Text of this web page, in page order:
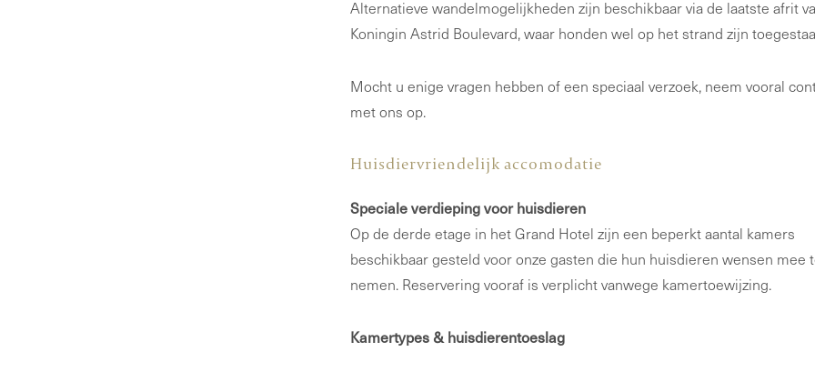
Alternatieve wandelmogelijkheden zijn beschikbaar via de laatste afrit
Koningin Astrid Boulevard, waar honden wel op het strand zijn
Mocht u enige vragen hebben of een speciaal verzoek, neem vooral
met ons op.
Huisdiervriendelijk accomodatie
Speciale verdieping voor huisdieren
Op de derde etage in het Grand Hotel zijn een beperkt aantal kamers
beschikbaar gesteld voor onze gasten die hun huisdieren wensen mee
nemen. Reservering vooraf is verplicht vanwege kamertoewijzing.
Kamertypes & huisdierentoeslag